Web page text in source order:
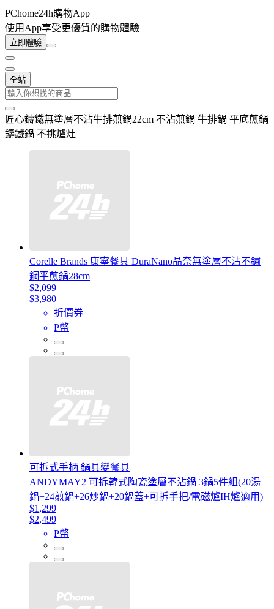
PChome24h購物App
使用App享受更優質的購物體驗
立即體驗
全站
匠心鑄鐵無塗層不沾牛排煎鍋22cm 不沾煎鍋 牛排鍋 平底煎鍋
鑄鐵鍋 不挑爐灶
Corelle Brands 康寧餐具 DuraNano晶奈無塗層不沾不鏽
鋼平煎鍋28cm
$2,099
$3,980
折價券
P幣
可拆式手柄 鍋具變餐具
ANDYMAY2 可拆韓式陶瓷塗層不沾鍋 3鍋5件組(20湯
鍋+24煎鍋+26炒鍋+20鍋蓋+可拆手把/電磁爐IH爐適用)
$1,299
$2,499
P幣